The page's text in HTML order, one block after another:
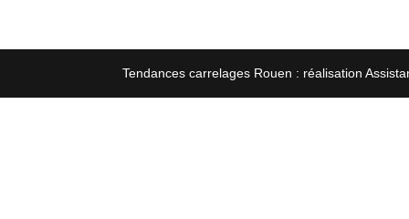
Tendances carrelages Rouen : réalisation